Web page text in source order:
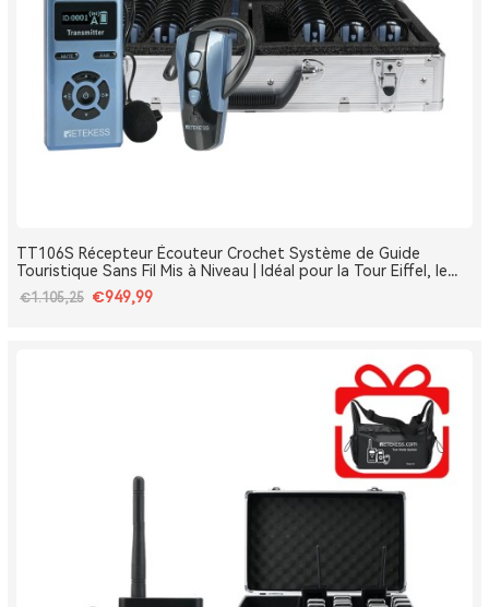
TT106S Récepteur Écouteur Crochet Système de Guide
Touristique Sans Fil Mis à Niveau | Idéal pour la Tour Eiffel, le
Louvre et les Monuments de France
€1.105,25 €949,99